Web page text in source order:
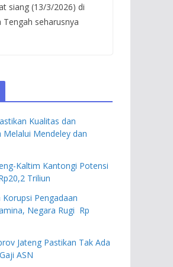
siang (13/3/2026) di
Tengah seharusnya
Kualitas dan
Mendeley dan
Kaltim Kantongi Potensi
Triliun
Pengadaan
Negara Rugi Rp
Jateng Pastikan Tak Ada
ASN